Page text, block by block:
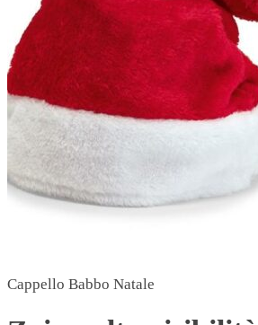
Cappello Babbo Natale